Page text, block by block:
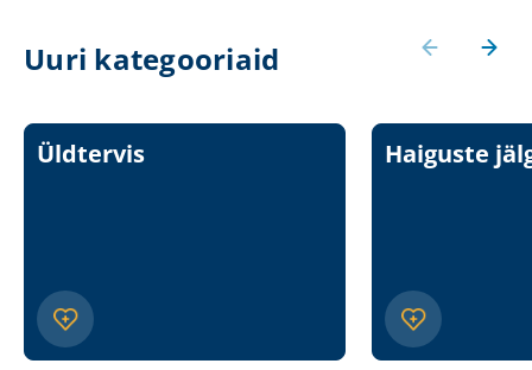
Uuri kategooriaid
Üldtervis Haiguste